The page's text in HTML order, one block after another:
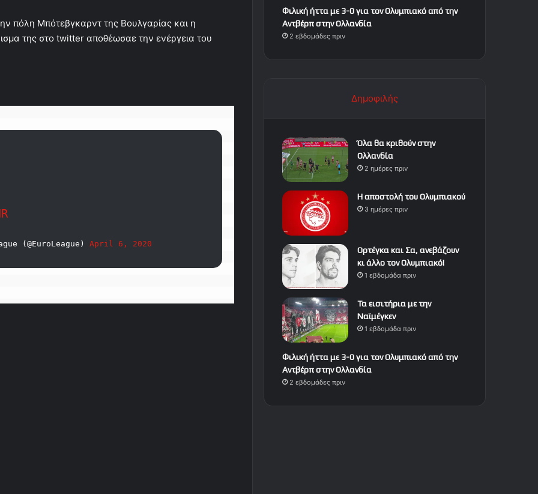
πόλη Μπότεβγκαρντ της Βουλγαρίας και η
της στο twitter αποθέωσαε την ενέργεια του
(@EuroLeague) April 6, 2020
Φιλική ήττα με 3-0 για τον Ολυμπιακό από την
Αντβέρπ στην Ολλανδία
2 εβδομάδες πριν
Δημοφιλής
Όλα θα κριθούν στην
Ολλανδία
2 ημέρες πριν
Η αποστολή του Ολυμπιακού
3 ημέρες πριν
Ορτέγκα και Σα, ανεβάζουν
κι άλλο τον Ολυμπιακό!
1 εβδομάδα πριν
Τα εισιτήρια με την
Ναϊμέγκεν
1 εβδομάδα πριν
Φιλική ήττα με 3-0 για τον Ολυμπιακό από την
Αντβέρπ στην Ολλανδία
2 εβδομάδες πριν